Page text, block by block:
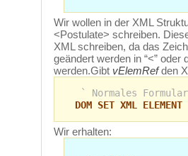
Wir wollen in der XML
<Postulate> schreiben.
XML schreiben, da das
geändert werden in “<”
werden.Gibt vElemRefden
` Normales Formular
DOM SET XML ELEMENT
Wir erhalten: